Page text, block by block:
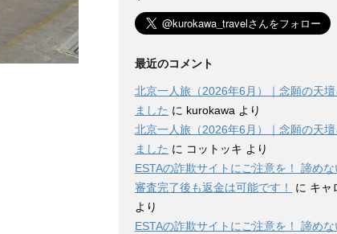
最近のコメント
北京一人旅（2026年6月）｜念願の天
ました に kurokawa より
北京一人旅（2026年6月）｜念願の天
ました に コットッキ より
ESTAの詐欺サイトにご注意を！ 諦めな
審査完了後も返金は可能です！
に キャ
より
ESTAの詐欺サイトにご注意を！ 諦めな